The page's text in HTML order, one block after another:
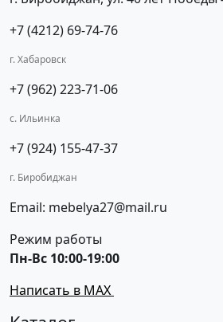
+7 (4212) 69-74-76
г. Хабаровск
+7 (962) 223-71-06
с. Ильинка
+7 (924) 155-47-37
г. Биробиджан
Email: mebelya27@mail.ru
Режим работы
Пн-Вс 10:00-19:00
Написать в MAX